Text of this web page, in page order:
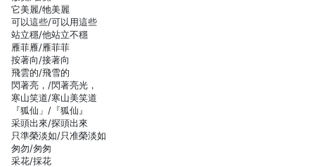
它美麗/牠美麗
可以這些/可以用這些
站立穩/他站立不穩
雁菲雁/雁菲菲
按著向/接著向
飛雲的/飛雪的
閃著亮，/閃著亮光，
寒山笑道/寒山美笑道
『狐仙」/『狐仙』
采頭出來/探頭出來
只準榮淡如/只准榮淡如
匆勿/匆匆
采花/採花